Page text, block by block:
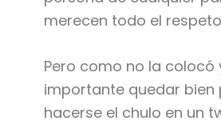
merecen todo el
Pero como no la colocó
importante quedar bien
hacerse el chulo en un